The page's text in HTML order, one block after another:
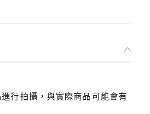
行拍攝，與實際商品可能會有